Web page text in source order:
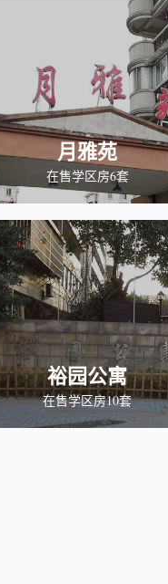
月雅苑
在售学区房6套
裕园公寓
在售学区房10套